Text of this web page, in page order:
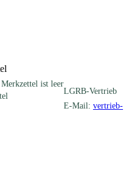
ist leer
LGRB-Vertrieb
E-Mail: vertrieb-